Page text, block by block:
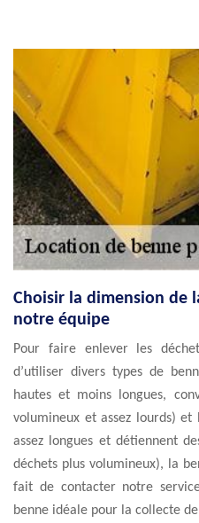
Choisir la dimension de
notre équipe
Pour faire enlever les
d’utiliser divers types de
hautes et moins longues,
volumineux et assez lourds) et
assez longues et détiennent
déchets plus volumineux), la
fait de contacter notre
benne idéale pour la collecte